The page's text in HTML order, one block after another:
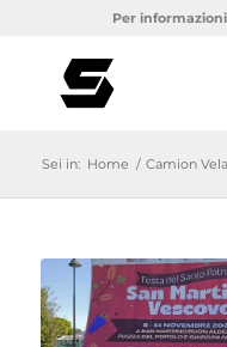
Per
Sei in: Home / Camion